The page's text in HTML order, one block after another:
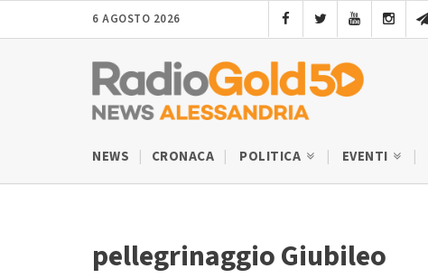
6 AGOSTO 2026
NEWS CRONACA POLITICA EVENTI
pellegrinaggio Giubileo